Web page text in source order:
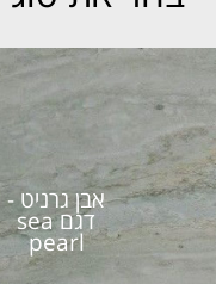
אבן גרניט -
דגם sea
pearl